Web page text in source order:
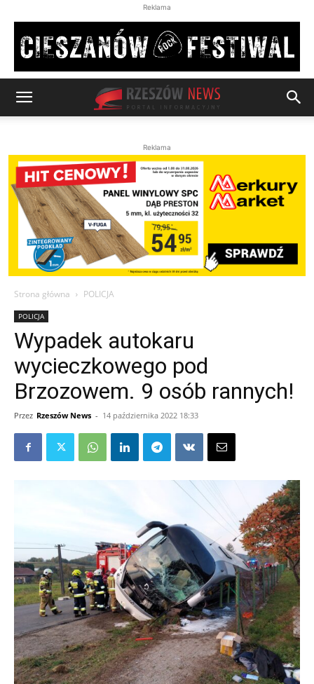
Reklama
Reklama
Strona główna POLICJA
POLICJA
Wypadek autokaru
wycieczkowego pod
Brzozowem. 9 osób rannych!
Przez Rzeszów News - 14 października 2022 18:33